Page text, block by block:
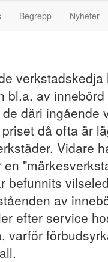
Begrepp Nyheter
bl.a. av
däri ingående
då ofta är
Vidare
befunnits
av
efter service
varför